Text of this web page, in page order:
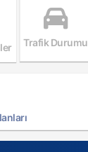
Trafik Durumu